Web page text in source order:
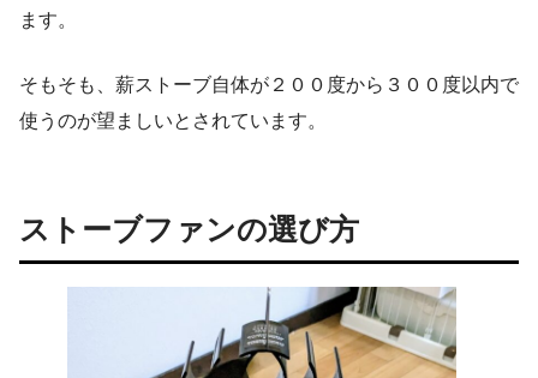
ます。
そもそも、薪ストーブ自体が２００度から３００度以内で
使うのが望ましいとされています。
ストーブファンの選び方